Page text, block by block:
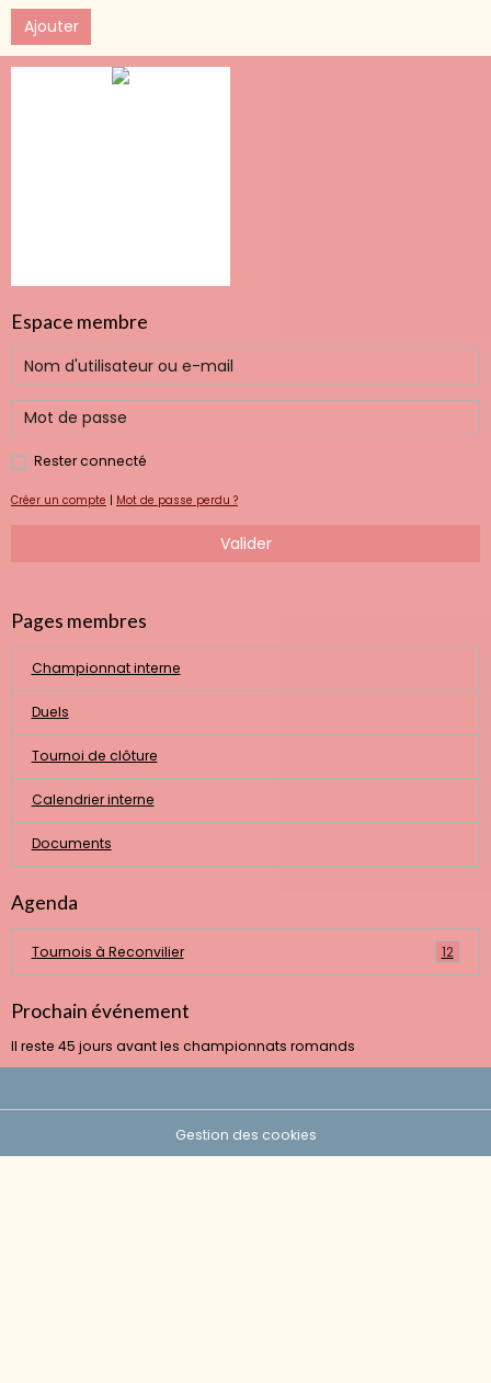
Ajouter
Espace membre
Rester connecté
Créer un compte Mot de passe perdu ?
Valider
Pages membres
Championnat interne
Duels
Tournoi de clôture
Calendrier interne
Documents
Agenda
Tournois à Reconvilier 12
Prochain événement
Il reste 45 jours avant les championnats romands
Gestion des cookies